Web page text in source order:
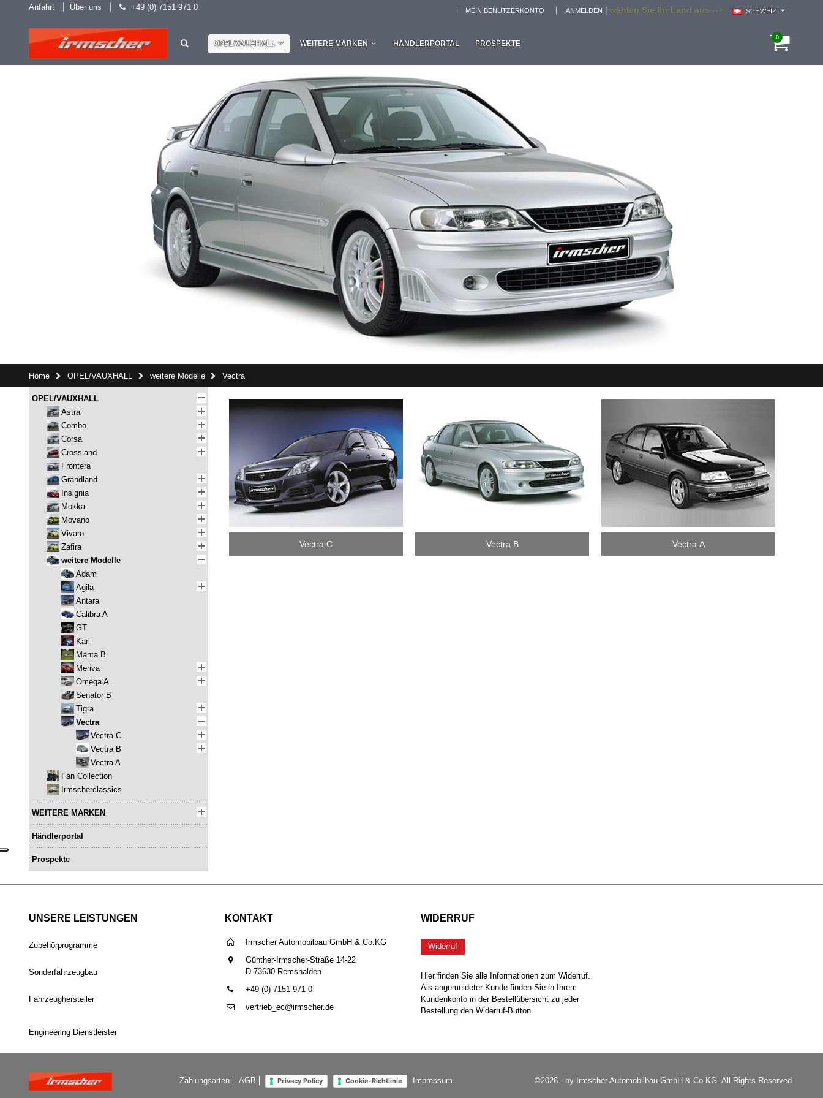
Anfahrt Über uns +49 (0) 7151 971 0 wählen Sie Ihr Land aus --> SCHWEIZ
MEIN BENUTZERKONTO ANMELDEN
0
OPEL/VAUXHALL WEITERE MARKEN HÄNDLERPORTAL PROSPEKTE
Home OPEL/VAUXHALL weitere Modelle Vectra
Vectra C Vectra B Vectra A
OPEL/VAUXHALL
Astra
Combo
Corsa
Crossland
Frontera
Grandland
Insignia
Mokka
Movano
Vivaro
Zafira
weitere Modelle
Adam
Agila
Antara
Calibra A
GT
Karl
Manta B
Meriva
Omega A
Senator B
Tigra
Vectra
Vectra C
Vectra B
Vectra A
Fan Collection
Irmscherclassics
WEITERE MARKEN
Händlerportal
Prospekte
UNSERE LEISTUNGEN
Zubehörprogramme
Sonderfahrzeugbau
Fahrzeughersteller
Engineering Dienstleister
KONTAKT
Irmscher Automobilbau GmbH & Co.KG
Günther-Irmscher-Straße 14-22
D-73630 Remshalden
+49 (0) 7151 971 0
vertrieb_ec@irmscher.de
WIDERRUF
Widerruf
Hier finden Sie alle Informationen zum Widerruf.
Als angemeldeter Kunde finden Sie in Ihrem
Kundenkonto in der Bestellübersicht zu jeder
Bestellung den Widerruf-Button.
Zahlungsarten AGB Privacy Policy Cookie-Richtlinie Impressum ©2026 - by Irmscher Automobilbau GmbH & Co.KG. All Rights Reserved.